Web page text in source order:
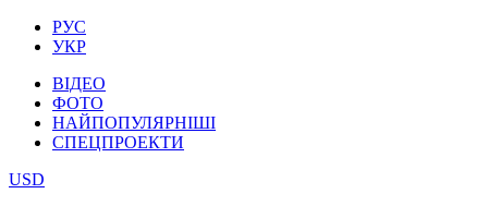
РУС
УКР
ВІДЕО
ФОТО
НАЙПОПУЛЯРНІШІ
СПЕЦПРОЕКТИ
USD